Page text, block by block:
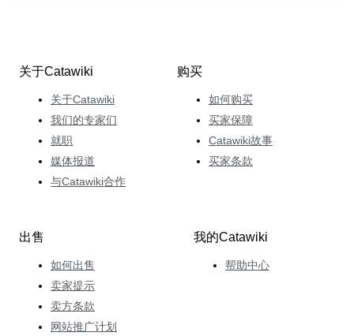
关于Catawiki
关于Catawiki
我们的专家们
就职
媒体报道
与Catawiki合作
购买
如何购买
买家保障
Catawiki故事
买家条款
出售
如何出售
卖家提示
卖方条款
网站推广计划
我的Catawiki
帮助中心